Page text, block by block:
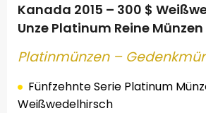
Kanada 2015 – 300 $
Unze Platinum Reine Münzen
Platinmünzen –
FünfzehnteSerie Platinum
Weißwedelhirsch